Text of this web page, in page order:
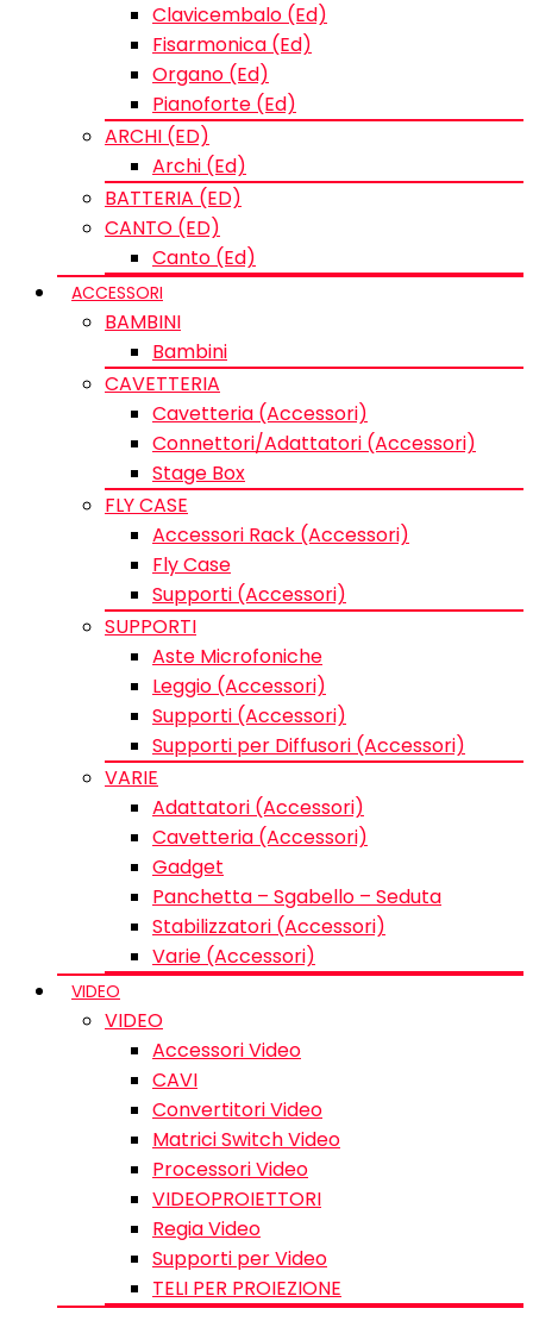
Clavicembalo (Ed)
Fisarmonica (Ed)
Organo (Ed)
Pianoforte (Ed)
ARCHI (ED)
Archi (Ed)
BATTERIA (ED)
CANTO (ED)
Canto (Ed)
ACCESSORI
BAMBINI
Bambini
CAVETTERIA
Cavetteria (Accessori)
Connettori/Adattatori (Accessori)
Stage Box
FLY CASE
Accessori Rack (Accessori)
Fly Case
Supporti (Accessori)
SUPPORTI
Aste Microfoniche
Leggio (Accessori)
Supporti (Accessori)
Supporti per Diffusori (Accessori)
VARIE
Adattatori (Accessori)
Cavetteria (Accessori)
Gadget
Panchetta – Sgabello – Seduta
Stabilizzatori (Accessori)
Varie (Accessori)
VIDEO
VIDEO
Accessori Video
CAVI
Convertitori Video
Matrici Switch Video
Processori Video
VIDEOPROIETTORI
Regia Video
Supporti per Video
TELI PER PROIEZIONE